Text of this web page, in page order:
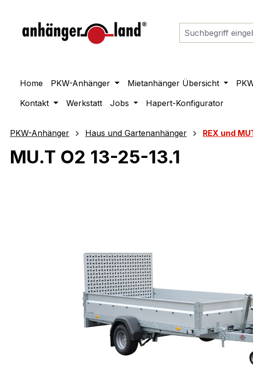
Home PKW-Anhänger Mietanhänger Übersicht
Kontakt
Werkstatt Jobs Hapert-Konfigurator
PKW-Anhänger Haus und Gartenanhänger REX und
MU.T O2 13-25-13.1